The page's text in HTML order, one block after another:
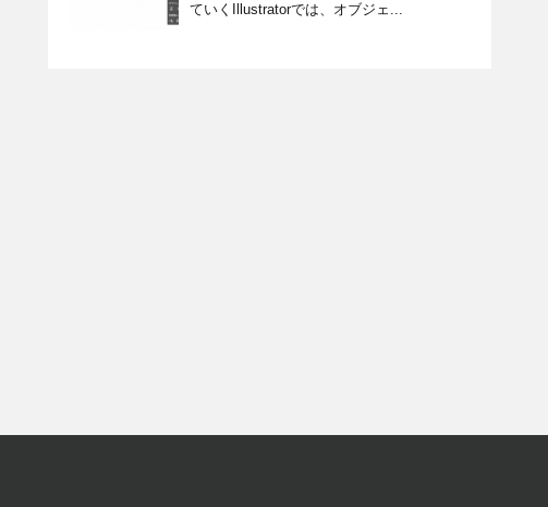
ていくIllustratorでは、オブジェ...